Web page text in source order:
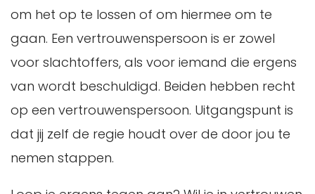
om het op te lossen of om hiermee om te
gaan. Een vertrouwenspersoon is er zowel
voor slachtoffers, als voor iemand die ergens
van wordt beschuldigd. Beiden hebben recht
op een vertrouwenspersoon. Uitgangspunt is
dat jij zelf de regie houdt over de door jou te
nemen stappen.